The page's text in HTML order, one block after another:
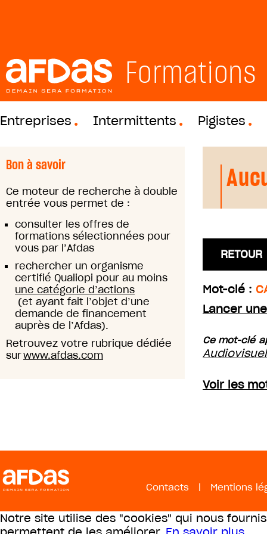
Formations
Entreprises Intermittents Pigistes
Bon à savoir
Ce moteur de recherche à double
entrée vous permet de :
consulter les offres de
formations sélectionnées pour
vous par l’Afdas
rechercher un organisme
certifié Qualiopi pour au moins
une catégorie d’actions
(et ayant fait l’objet d’une
demande de financement
auprès de l’Afdas).
Retrouvez votre rubrique dédiée
surwww.afdas.com
RETOUR
Mot-clé :
Lancer
Ce mot-clé
Voir les
Contacts | Mentions
Notre site utilise des "cookies" qui nous